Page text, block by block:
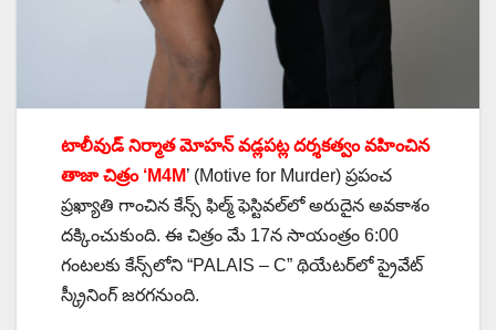
టాలీవుడ్ నిర్మాత మోహన్ వడ్లపట్ల దర్శకత్వం వహించిన
తాజా చిత్రం ‘M4M’ (Motive for Murder) ప్రపంచ
ప్రఖ్యాతి గాంచిన కేన్స్ ఫిల్మ్ ఫెస్టివల్‌లో అరుదైన అవకాశం
దక్కించుకుంది. ఈ చిత్రం మే 17న సాయంత్రం 6:00
గంటలకు కేన్స్‌లోని “PALAIS – C” థియేటర్‌లో ప్రైవేట్
స్క్రీనింగ్ జరగనుంది.